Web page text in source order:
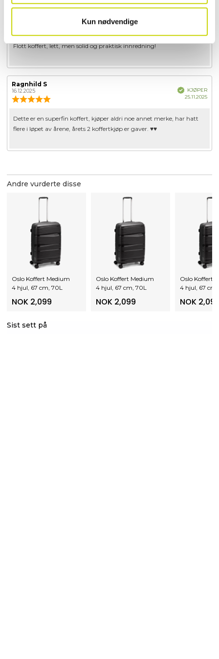
Kun nødvendige
Forfatter:
Jan A Omtaledato:
5.0
av
5
Omtaletekst:
Flott koffert, lett, men solid og praktisk innredning!
Forfatter:
Ragnhild S
16.12.2025
5
mulige
VerifisertKJØPER
25.11.2025
Omtaletekst:
Dette er en superfin koffert, kjøper aldri noe annet merke, har hatt
flere i løpet av årene, årets 2 koffertkjøp er gaver. ♥️♥️
Andre vurderte disse
Oslo Koffert Medium
4 hjul, 67 cm, 70L
NOK 2,099
Oslo Koffert Medium
4 hjul, 67 cm, 70L
NOK 2,099
Oslo Koffert
4 hjul, 67
NOK
Sist sett på